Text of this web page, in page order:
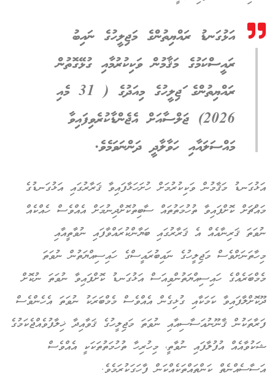
އަޅުގަނޑު ރައްޔިތުންގެ މަޖިލީހުގެ ނައިބު
ރައީސްކަމުގެ މަޤާމުން ވަކިކުރުމާއި ގުޅޭގޮތުން
ރައްޔިތުންގެ ަޖިލީހުގެ މިއަދުގެ ( 31 މެއި
2026) ޖަލްސާއަށް އެޖެންޑާކުރެވިފައިވާ
މައްސަލައާއި ހަވާލާދީ ދަންނަވަމެވެ.
އަޅުގަނޑު މަޤާމުން ވަކިކުރުމަށް ހުށަހަޅާފައިވާ ޤަރާރުގައި އަޅުގަނޑުގެ
މައްޗަށް ކޮށްފައިވާ ތުހުމަތުތައް ސާބިތުކޮށްދިނުމަށް އެއްވެސް ހެއްކެއް
ނުވަތަ ޤަރިނާއެއް އެ ޤަރާރުގައި ބަޔާންކުރައްވާފައި ނުވާތީއާއި
މިހާތަނަށްވެސް މަޖިލީހުގެ ނައިބުރައީސްގެ ހައިސިއްޔަތުން ނުވަތަ
މެމްބަރެއްގެ ހައިސިއްޔަތުންވިއަސް އަޅުގަނޑު ކޮށްފައިވާ ނުވަތަ ނުކޮށް
ދޫކޮށްލާފައިވާ ކަމަކާއި ގުޅިގެން އެއްވެސް މެމްބަރަކު ނުވަތަ އެހެންވެސް
ފަރާތަކުން ޤާނޫނުއަސާސިއާއި ނުވަތަ މަޖިލީހުގެ ޤަވާއިދާ ޚިލާފުވެއްޖެކަމުގެ
ޝަކުވާއެއް އުފުލާފައި ނުވާތީ، މިހުރިހާ ތުހުމަތުތަކަކީ އެއްވެސް
އަސާސެއްނެތް ކަންތައްތަކެއްކަން ފާހަގަކުރަމެވެ.